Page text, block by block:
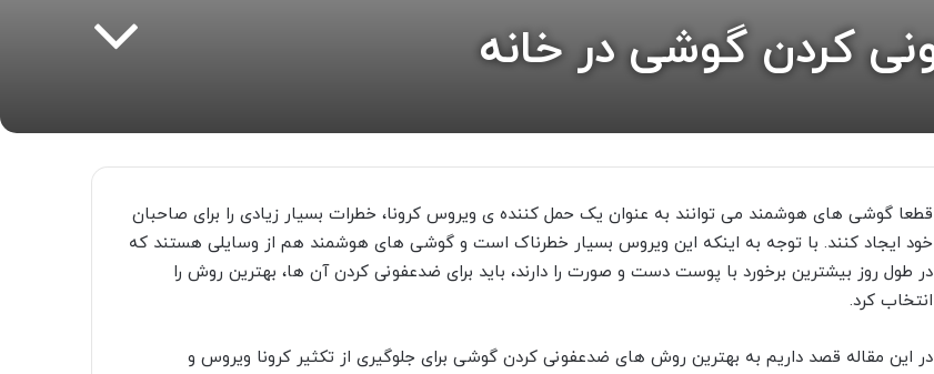
قطعا گوشی های هوشمند می توانند به عنوان یک حمل کننده ی ویروس کرونا، خطرات بسیار زیادی را برای صاحبان
خود ایجاد کنند. با توجه به اینکه این ویروس بسیار خطرناک است و گوشی های هوشمند هم از وسایلی هستند که
در طول روز بیشترین برخورد با پوست دست و صورت را دارند، باید برای ضدعفونی کردن آن ها، بهترین روش را
انتخاب کرد.
در این مقاله قصد داریم به بهترین روش های ضدعفونی کردن گوشی برای جلوگیری از تکثیر کرونا ویروس و